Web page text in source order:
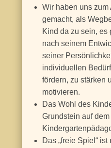
Wir haben uns zum
gemacht, als
Kind da zu sein, es
nach seinem
seiner
individuellen
fördern, zu stärken
motivieren.
Das Wohl des
Grundstein auf
Das „freie Spiel“